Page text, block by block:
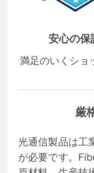
安心の保
満足のいくショ
厳
光通信製品は工
が必要です。